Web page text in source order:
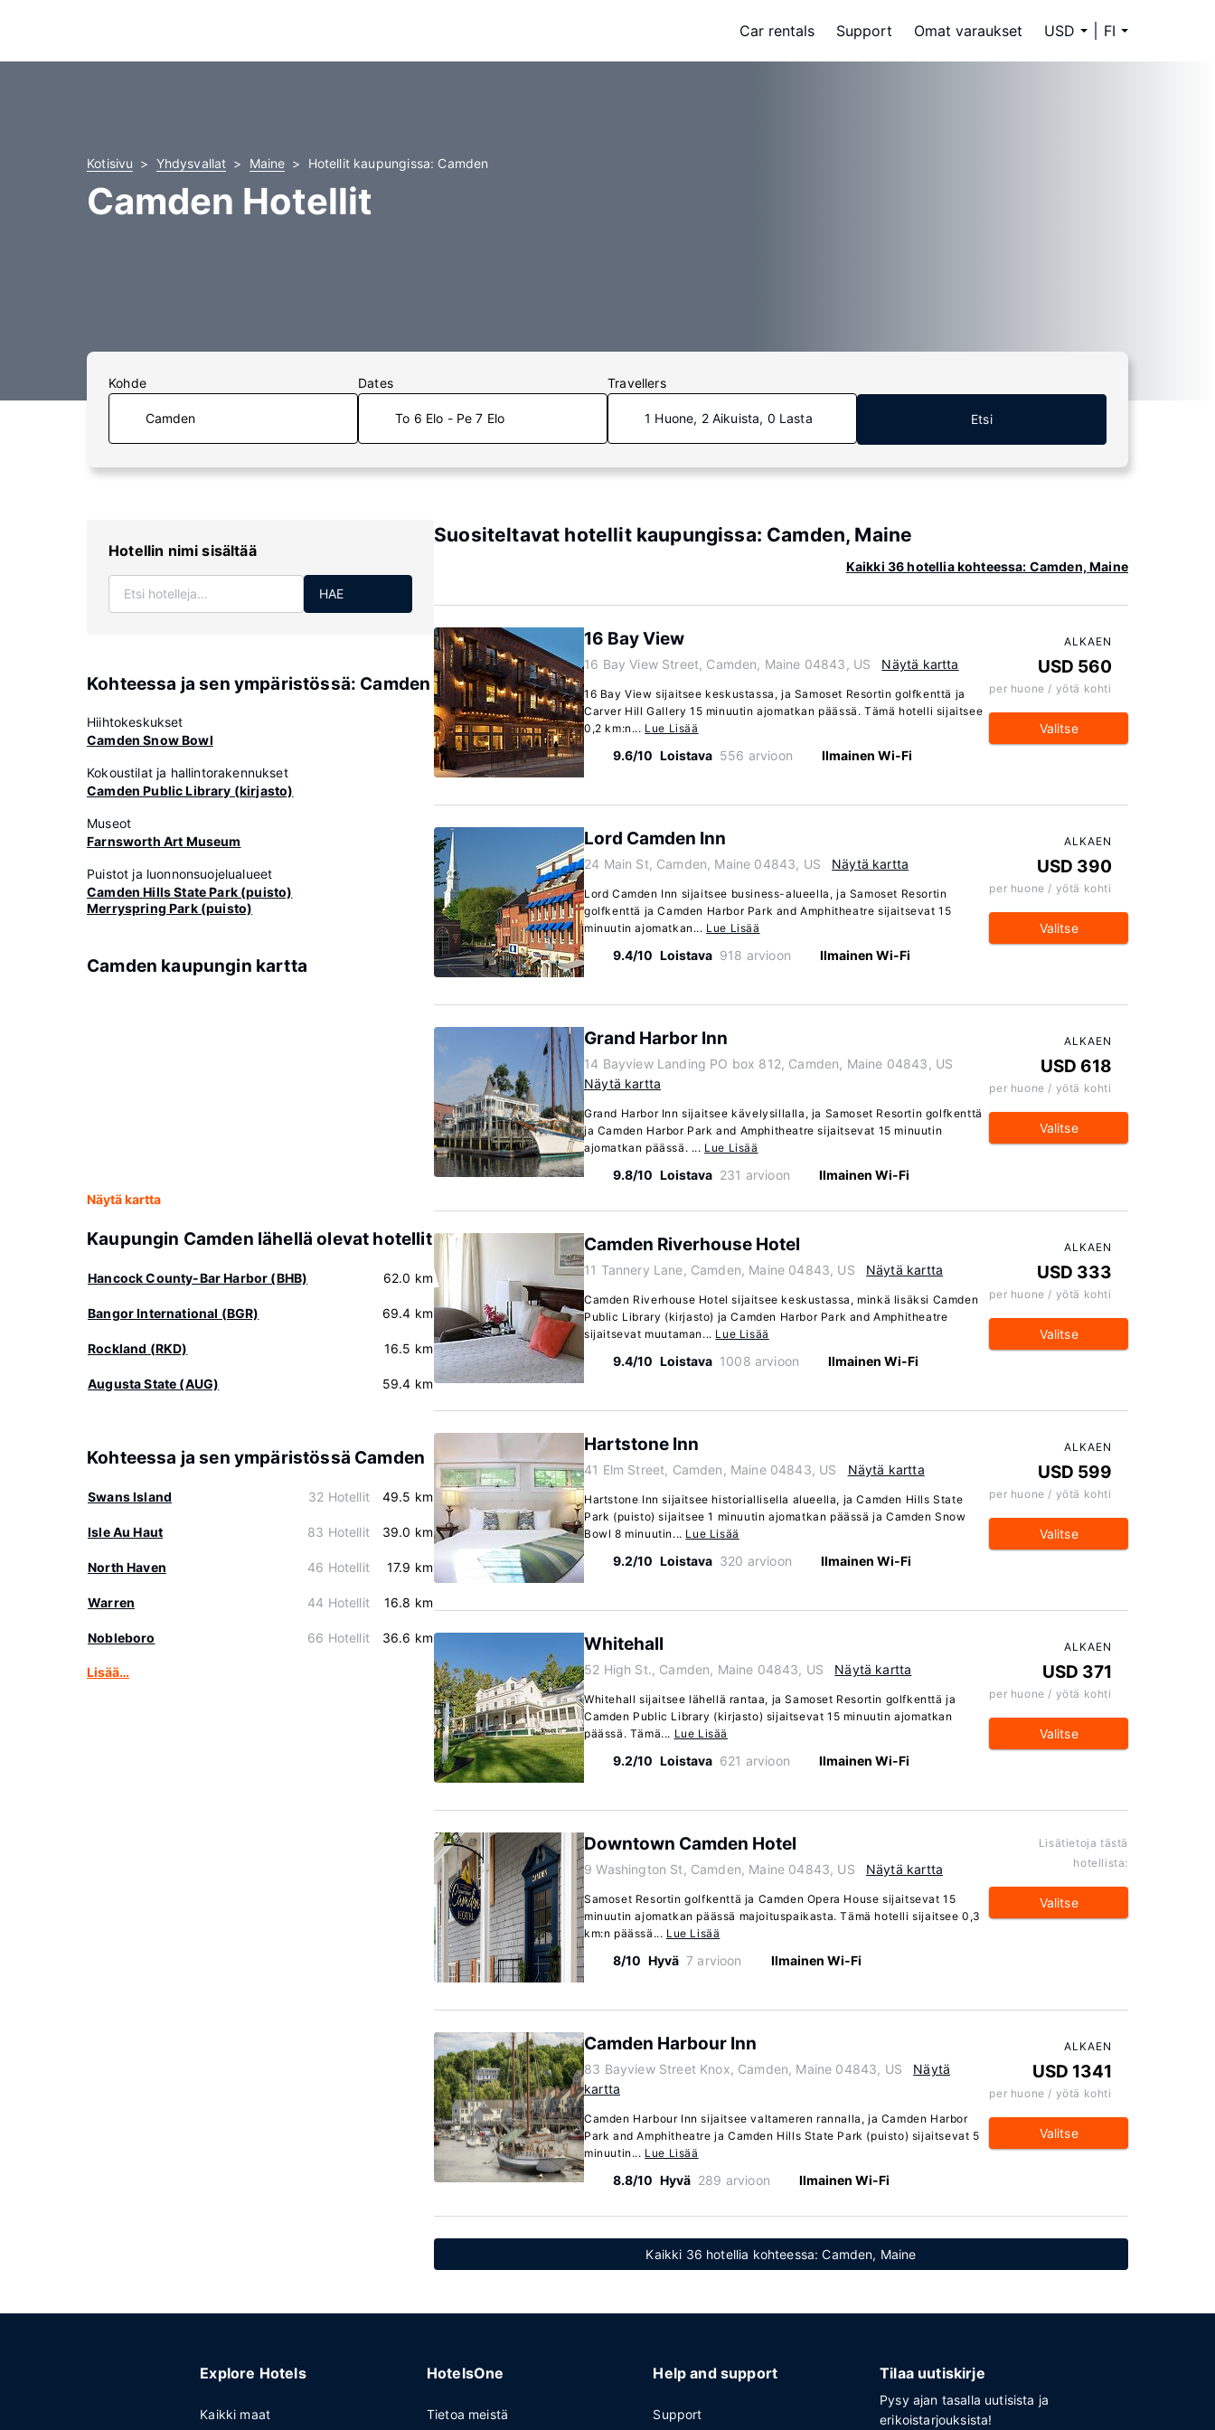
Car rentals Support Omat varaukset USD FI
Kotisivu Yhdysvallat Maine Hotellit kaupungissa: Camden
Camden Hotellit
Kohde Dates
To 6 Elo - Pe 7 Elo
Travellers
1 Huone, 2 Aikuista, 0 Lasta Etsi
Hotellin nimi sisältää
HAE
Kohteessa ja sen ympäristössä: Camden
Hiihtokeskukset
Camden Snow Bowl
Kokoustilat ja hallintorakennukset
Camden Public Library (kirjasto)
Museot
Farnsworth Art Museum
Puistot ja luonnonsuojelualueet
Camden Hills State Park (puisto)
Merryspring Park (puisto)
Camden kaupungin kartta
Näytä kartta
Kaupungin Camden lähellä olevat hotellit
Hancock County-Bar Harbor (BHB) 62.0 km
Bangor International (BGR) 69.4 km
Rockland (RKD) 16.5 km
Augusta State (AUG) 59.4 km
Kohteessa ja sen ympäristössä Camden
Swans Island 32 Hotellit 49.5 km
Isle Au Haut 83 Hotellit 39.0 km
North Haven 46 Hotellit 17.9 km
Warren 44 Hotellit 16.8 km
Nobleboro 66 Hotellit 36.6 km
Lisää…
Suositeltavat hotellit kaupungissa: Camden, Maine
Kaikki 36 hotellia kohteessa: Camden, Maine
16 Bay View
16 Bay View Street, Camden, Maine 04843, US Näytä kartta
16 Bay View sijaitsee keskustassa, ja Samoset Resortin golfkenttä ja
Carver Hill Gallery 15 minuutin ajomatkan päässä. Tämä hotelli sijaitsee
0,2 km:n... Lue Lisää
9.6/10 Loistava 556 arvioon Ilmainen Wi-Fi
ALKAEN
USD 560
per huone / yötä kohti
Valitse
Lord Camden Inn
24 Main St, Camden, Maine 04843, US Näytä kartta
Lord Camden Inn sijaitsee business-alueella, ja Samoset Resortin
golfkenttä ja Camden Harbor Park and Amphitheatre sijaitsevat 15
minuutin ajomatkan... Lue Lisää
9.4/10 Loistava 918 arvioon Ilmainen Wi-Fi
ALKAEN
USD 390
per huone / yötä kohti
Valitse
Grand Harbor Inn
14 Bayview Landing PO box 812, Camden, Maine 04843, US
Näytä kartta
Grand Harbor Inn sijaitsee kävelysillalla, ja Samoset Resortin golfkenttä
ja Camden Harbor Park and Amphitheatre sijaitsevat 15 minuutin
ajomatkan päässä. ... Lue Lisää
9.8/10 Loistava 231 arvioon Ilmainen Wi-Fi
ALKAEN
USD 618
per huone / yötä kohti
Valitse
Camden Riverhouse Hotel
11 Tannery Lane, Camden, Maine 04843, US Näytä kartta
Camden Riverhouse Hotel sijaitsee keskustassa, minkä lisäksi Camden
Public Library (kirjasto) ja Camden Harbor Park and Amphitheatre
sijaitsevat muutaman... Lue Lisää
9.4/10 Loistava 1008 arvioon Ilmainen Wi-Fi
ALKAEN
USD 333
per huone / yötä kohti
Valitse
Hartstone Inn
41 Elm Street, Camden, Maine 04843, US Näytä kartta
Hartstone Inn sijaitsee historiallisella alueella, ja Camden Hills State
Park (puisto) sijaitsee 1 minuutin ajomatkan päässä ja Camden Snow
Bowl 8 minuutin... Lue Lisää
9.2/10 Loistava 320 arvioon Ilmainen Wi-Fi
ALKAEN
USD 599
per huone / yötä kohti
Valitse
Whitehall
52 High St., Camden, Maine 04843, US Näytä kartta
Whitehall sijaitsee lähellä rantaa, ja Samoset Resortin golfkenttä ja
Camden Public Library (kirjasto) sijaitsevat 15 minuutin ajomatkan
päässä. Tämä... Lue Lisää
9.2/10 Loistava 621 arvioon Ilmainen Wi-Fi
ALKAEN
USD 371
per huone / yötä kohti
Valitse
Downtown Camden Hotel
9 Washington St, Camden, Maine 04843, US Näytä kartta
Samoset Resortin golfkenttä ja Camden Opera House sijaitsevat 15
minuutin ajomatkan päässä majoituspaikasta. Tämä hotelli sijaitsee 0,3
km:n päässä... Lue Lisää
8/10 Hyvä 7 arvioon Ilmainen Wi-Fi
Lisätietoja tästä
hotellista:
Valitse
Camden Harbour Inn
83 Bayview Street Knox, Camden, Maine 04843, US
Näytä
kartta
Camden Harbour Inn sijaitsee valtameren rannalla, ja Camden Harbor
Park and Amphitheatre ja Camden Hills State Park (puisto) sijaitsevat 5
minuutin... Lue Lisää
8.8/10 Hyvä 289 arvioon Ilmainen Wi-Fi
ALKAEN
USD 1341
per huone / yötä kohti
Valitse
Kaikki 36 hotellia kohteessa: Camden, Maine
Explore Hotels
Kaikki maat
HotelsOne
Tietoa meistä
Help and support
Support
Tilaa uutiskirje
Pysy ajan tasalla uutisista ja
erikoistarjouksista!